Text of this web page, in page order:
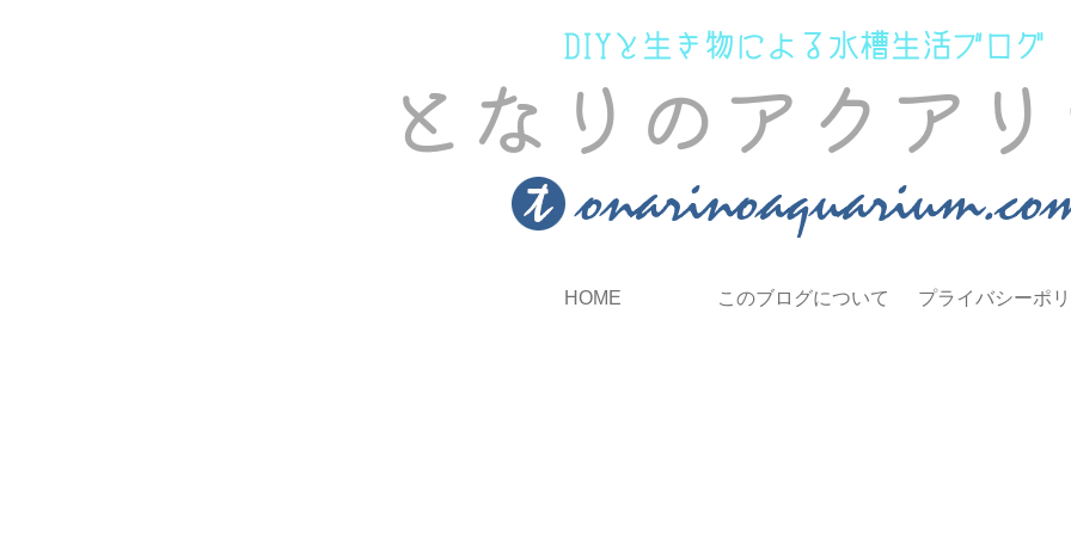
HOME このブログについて プライバシーポ